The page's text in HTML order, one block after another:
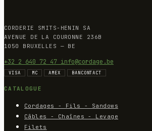
CORDERIE SMITS-HENIN SA
AVENUE DE LA COURONNE 236B
1050 BRUXELLES — BE
+32 2 640 72 47 info@cordage.be
VISA MC AMEX BANCONTACT
CATALOGUE
Cordages - Fils - Sandows
Câbles - Chaînes - Levage
Filets